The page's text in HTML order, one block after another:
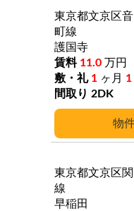
東京都文京区音
町線
護国寺
11.0 万円
1 ヶ月 1
2DK
東京都文京区関
線
早稲田